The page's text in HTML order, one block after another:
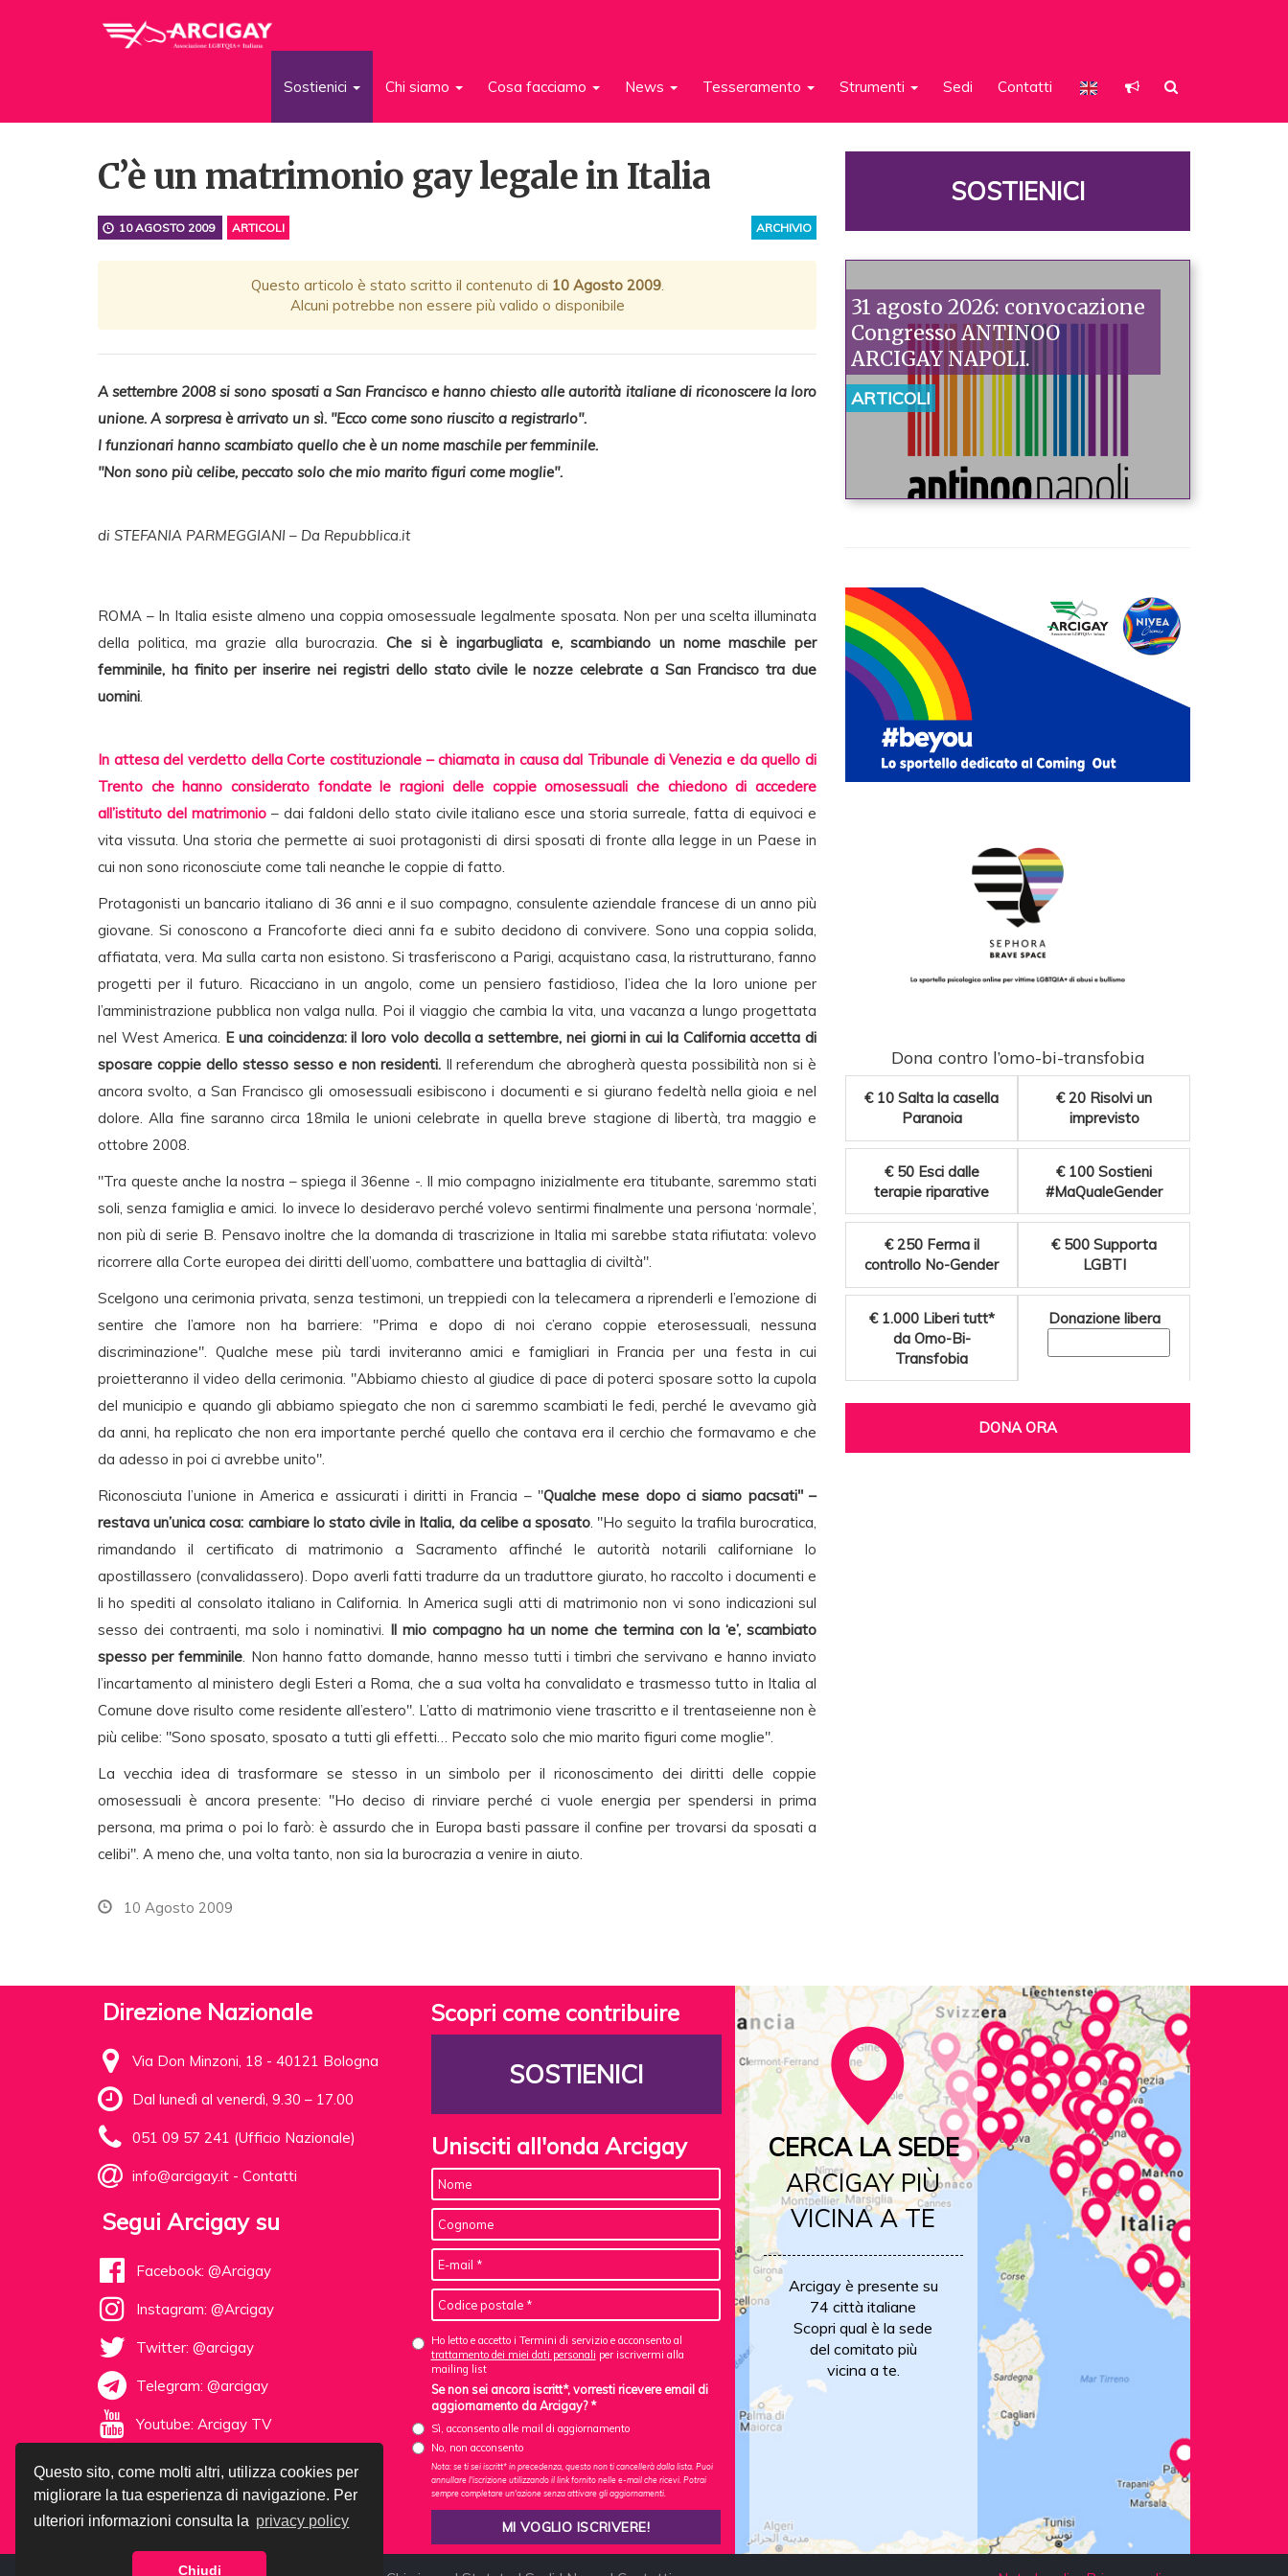
Questo sito, come molti altri, utilizza cookies per
migliorare la tua esperienza di navigazione. Per
ulteriori informazioni consulta la privacy policy
Chiudi
Sostienici Chi siamo Cosa facciamo News Tesseramento Strumenti Sedi Contatti
C’è un matrimonio gay legale in Italia
ARCHIVIO
10 AGOSTO 2009 ARTICOLI
Questo articolo è stato scritto il contenuto di 10 Agosto 2009.
Alcuni potrebbe non essere più valido o disponibile
A settembre 2008 si sono sposati a San Francisco e hanno chiesto alle autorità italiane di riconoscere la loro
unione. A sorpresa è arrivato un sì. "Ecco come sono riuscito a registrarlo".
I funzionari hanno scambiato quello che è un nome maschile per femminile.
"Non sono più celibe, peccato solo che mio marito figuri come moglie".
di STEFANIA PARMEGGIANI – Da Repubblica.it
ROMA – In Italia esiste almeno una coppia omosessuale legalmente sposata. Non per una scelta illuminata
della politica, ma grazie alla burocrazia. Che si è ingarbugliata e, scambiando un nome maschile per
femminile, ha finito per inserire nei registri dello stato civile le nozze celebrate a San Francisco tra due
uomini.
In attesa del verdetto della Corte costituzionale – chiamata in causa dal Tribunale di Venezia e da quello di
Trento che hanno considerato fondate le ragioni delle coppie omosessuali che chiedono di accedere
all’istituto del matrimonio– dai faldoni dello stato civile italiano esce una storia surreale, fatta di equivoci e
vita vissuta. Una storia che permette ai suoi protagonisti di dirsi sposati di fronte alla legge in un Paese in
cui non sono riconosciute come tali neanche le coppie di fatto.
Protagonisti un bancario italiano di 36 anni e il suo compagno, consulente aziendale francese di un anno più
giovane. Si conoscono a Francoforte dieci anni fa e subito decidono di convivere. Sono una coppia solida,
affiatata, vera. Ma sulla carta non esistono. Si trasferiscono a Parigi, acquistano casa, la ristrutturano, fanno
progetti per il futuro. Ricacciano in un angolo, come un pensiero fastidioso, l’idea che la loro unione per
l’amministrazione pubblica non valga nulla. Poi il viaggio che cambia la vita, una vacanza a lungo progettata
nel West America. E una coincidenza: il loro volo decolla a settembre, nei giorni in cui la California accetta di
sposare coppie dello stesso sesso e non residenti.Il referendum che abrogherà questa possibilità non si è
ancora svolto, a San Francisco gli omosessuali esibiscono i documenti e si giurano fedeltà nella gioia e nel
dolore. Alla fine saranno circa 18mila le unioni celebrate in quella breve stagione di libertà, tra maggio e
ottobre 2008.
"Tra queste anche la nostra – spiega il 36enne -. Il mio compagno inizialmente era titubante, saremmo stati
soli, senza famiglia e amici. Io invece lo desideravo perché volevo sentirmi finalmente una persona ‘normale’,
non più di serie B. Pensavo inoltre che la domanda di trascrizione in Italia mi sarebbe stata rifiutata: volevo
ricorrere alla Corte europea dei diritti dell’uomo, combattere una battaglia di civiltà".
Scelgono una cerimonia privata, senza testimoni, un treppiedi con la telecamera a riprenderli e l’emozione di
sentire che l’amore non ha barriere: "Prima e dopo di noi c’erano coppie eterosessuali, nessuna
discriminazione". Qualche mese più tardi inviteranno amici e famigliari in Francia per una festa in cui
proietteranno il video della cerimonia. "Abbiamo chiesto al giudice di pace di poterci sposare sotto la cupola
del municipio e quando gli abbiamo spiegato che non ci saremmo scambiati le fedi, perché le avevamo già
da anni, ha replicato che non era importante perché quello che contava era il cerchio che formavamo e che
da adesso in poi ci avrebbe unito".
Riconosciuta l’unione in America e assicurati i diritti in Francia – "Qualche mese dopo ci siamo pacsati" –
restava un’unica cosa: cambiare lo stato civile in Italia, da celibe a sposato. "Ho seguito la trafila burocratica,
rimandando il certificato di matrimonio a Sacramento affinché le autorità notarili californiane lo
apostillassero (convalidassero). Dopo averli fatti tradurre da un traduttore giurato, ho raccolto i documenti e
li ho spediti al consolato italiano in California. In America sugli atti di matrimonio non vi sono indicazioni sul
sesso dei contraenti, ma solo i nominativi. Il mio compagno ha un nome che termina con la ‘e’, scambiato
spesso per femminile. Non hanno fatto domande, hanno messo tutti i timbri che servivano e hanno inviato
l’incartamento al ministero degli Esteri a Roma, che a sua volta ha convalidato e trasmesso tutto in Italia al
Comune dove risulto come residente all’estero". L’atto di matrimonio viene trascritto e il trentaseienne non è
più celibe: "Sono sposato, sposato a tutti gli effetti… Peccato solo che mio marito figuri come moglie".
La vecchia idea di trasformare se stesso in un simbolo per il riconoscimento dei diritti delle coppie
omosessuali è ancora presente: "Ho deciso di rinviare perché ci vuole energia per spendersi in prima
persona, ma prima o poi lo farò: è assurdo che in Europa basti passare il confine per trovarsi da sposati a
celibi". A meno che, una volta tanto, non sia la burocrazia a venire in aiuto.
10 Agosto 2009
SOSTIENICI
31 agosto 2026: convocazione
Congresso ANTINOO
ARCIGAY NAPOLI.
ARTICOLI
Dona contro l’omo-bi-transfobia
€ 10 Salta la casella
Paranoia
€ 20 Risolvi un
imprevisto
€ 50 Esci dalle
terapie riparative
€ 100 Sostieni
#MaQualeGender
€ 250 Ferma il
controllo No-Gender
€ 500 Supporta
LGBTI
€ 1.000 Liberi tutt*
da Omo-Bi-
Transfobia
Donazione libera
DONA ORA
Direzione Nazionale
Via Don Minzoni, 18 - 40121 Bologna
Dal lunedì al venerdì, 9.30 – 17.00
051 09 57 241 (Ufficio Nazionale)
info@arcigay.it - Contatti
Segui Arcigay su
Facebook: @Arcigay
Instagram: @Arcigay
Twitter: @arcigay
Telegram: @arcigay
Youtube: Arcigay TV
Scopri come contribuire
SOSTIENICI
Unisciti all'onda Arcigay
Ho letto e accetto i Termini di servizio e acconsento al
trattamento dei miei dati personali per iscrivermi alla
mailing list
Se non sei ancora iscritt*, vorresti ricevere email di
aggiornamento da Arcigay? *
Sì, acconsento alle mail di aggiornamento
No, non acconsento
Nota: se ti sei iscritt* in precedenza, questo non ti cancellerà dalla lista. Puoi
annullare l'iscrizione utilizzando il link fornito nelle e-mail che ricevi. Potrai
sempre completare un'azione senza attivare gli aggiornamenti.
CERCA LA SEDE
ARCIGAY PIÙ
VICINA A TE
Arcigay è presente su
74 città italiane
Scopri qual è la sede
del comitato più
vicina a te.